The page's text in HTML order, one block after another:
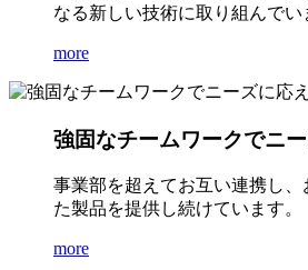
なる新しい技術に取り組んでい
more
強固なチームワークでニ
事業部を超えてお互い連携し
た製品を提供し続けています。
more